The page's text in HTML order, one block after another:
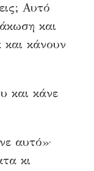
Αυτό
και
κάνουν
και κάνε
αυτό»·
κι